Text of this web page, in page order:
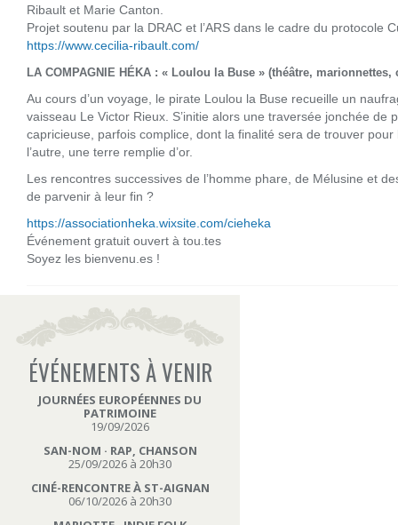
Ribault et Marie Canton.
Projet soutenu par la DRAC et l’ARS dans le cadre du protocole
https://www.cecilia-ribault.com/
LA COMPAGNIE HÉKA : « Loulou la Buse » (théâtre, marionnettes,
Au cours d’un voyage, le pirate Loulou la Buse recueille un
vaisseau Le Victor Rieux. S’initie alors une traversée jonchée de
capricieuse, parfois complice, dont la finalité sera de trouver pour
l’autre, une terre remplie d’or.
Les rencontres successives de l’homme phare, de Mélusine et
de parvenir à leur fin ?
https://associationheka.wixsite.com/cieheka
Événement gratuit ouvert à tou.tes
Soyez les bienvenu.es !
ÉVÉNEMENTS À VENIR
JOURNÉES EUROPÉENNES DU
PATRIMOINE
19/09/2026
SAN-NOM · RAP, CHANSON
25/09/2026 à 20h30
CINÉ-RENCONTRE À ST-AIGNAN
06/10/2026 à 20h30